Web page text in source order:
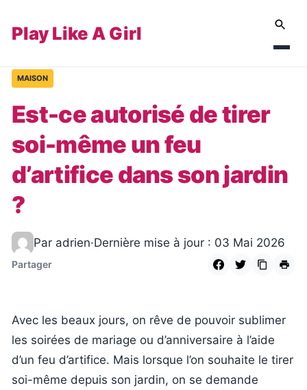
Play Like A Girl
MAISON
Est-ce autorisé de tirer
soi-même un feu
d’artifice dans son jardin
?
Par adrien·Dernière mise à jour : 03 Mai 2026
Partager
Avec les beaux jours, on rêve de pouvoir sublimer
les soirées de mariage ou d’anniversaire à l’aide
d’un feu d’artifice. Mais lorsque l’on souhaite le tirer
soi-même depuis son jardin, on se demande